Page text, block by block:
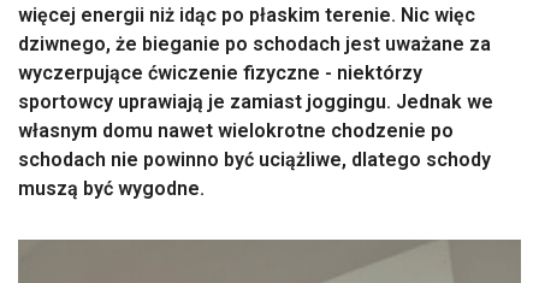
więcej energii niż idąc po płaskim terenie. Nic więc
dziwnego, że bieganie po schodach jest uważane za
wyczerpujące ćwiczenie fizyczne - niektórzy
sportowcy uprawiają je zamiast joggingu. Jednak we
własnym domu nawet wielokrotne chodzenie po
schodach nie powinno być uciążliwe, dlatego schody
muszą być wygodne.